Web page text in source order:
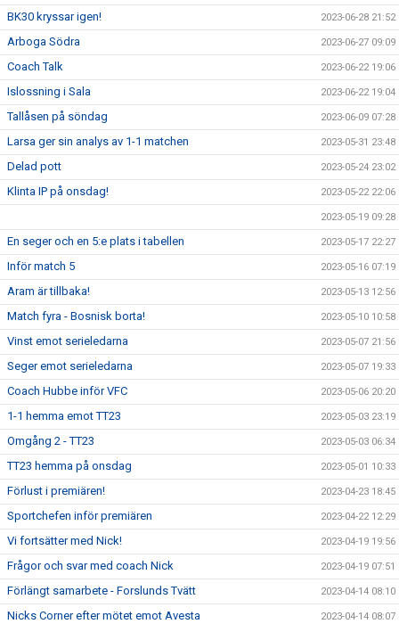
BK30 kryssar igen! 2023-06-28 21:52
Arboga Södra 2023-06-27 09:09
Coach Talk 2023-06-22 19:06
Islossning i Sala 2023-06-22 19:04
Tallåsen på söndag 2023-06-09 07:28
Larsa ger sin analys av 1-1 matchen 2023-05-31 23:48
Delad pott 2023-05-24 23:02
Klinta IP på onsdag! 2023-05-22 22:06
2023-05-19 09:28
En seger och en 5:e plats i tabellen 2023-05-17 22:27
Inför match 5 2023-05-16 07:19
Aram är tillbaka! 2023-05-13 12:56
Match fyra - Bosnisk borta! 2023-05-10 10:58
Vinst emot serieledarna 2023-05-07 21:56
Seger emot serieledarna 2023-05-07 19:33
Coach Hubbe inför VFC 2023-05-06 20:20
1-1 hemma emot TT23 2023-05-03 23:19
Omgång 2 - TT23 2023-05-03 06:34
TT23 hemma på onsdag 2023-05-01 10:33
Förlust i premiären! 2023-04-23 18:45
Sportchefen inför premiären 2023-04-22 12:29
Vi fortsätter med Nick! 2023-04-19 19:56
Frågor och svar med coach Nick 2023-04-19 07:51
Förlängt samarbete - Forslunds Tvätt 2023-04-14 08:10
Nicks Corner efter mötet emot Avesta 2023-04-14 08:07